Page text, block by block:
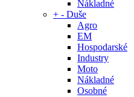
Nákladné
+ - Duše
Agro
EM
Hospodarské
Industry
Moto
Nákladné
Osobné